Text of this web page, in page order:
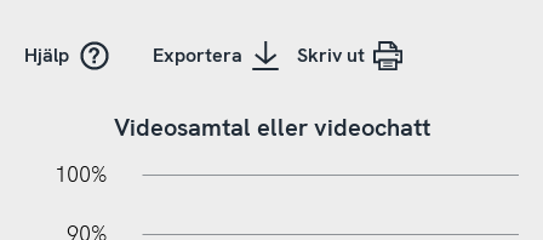
Hjälp Exportera Skriv ut
Videosamtal eller videochatt
100%
90%